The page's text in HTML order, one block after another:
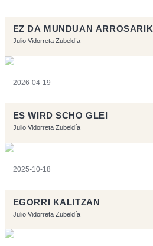
EZ DA MUNDUAN ARROSARIK
Julio Vidorreta Zubeldía
2026-04-19
ES WIRD SCHO GLEI
Julio Vidorreta Zubeldía
2025-10-18
EGORRI KALITZAN
Julio Vidorreta Zubeldía